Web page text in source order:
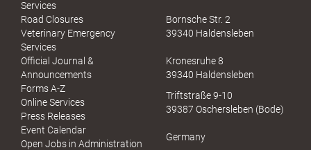
Services
Road Closures
Veterinary Emergency
Services
Official Journal &
Announcements
Forms A-Z
Online Services
Press Releases
Event Calendar
Open Jobs in Administration
Bornsche Str. 2
39340 Haldensleben
Kronesruhe 8
39340 Haldensleben
Triftstraße 9-10
39387 Oschersleben (Bode)
Germany